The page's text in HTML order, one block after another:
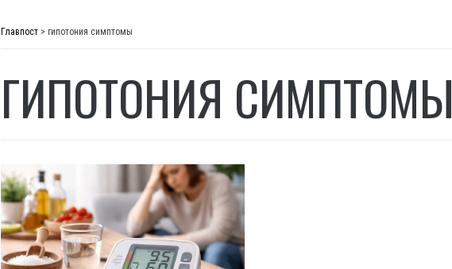
Главпост > гипотония симптомы
ГИПОТОНИЯ СИМПТОМЫ